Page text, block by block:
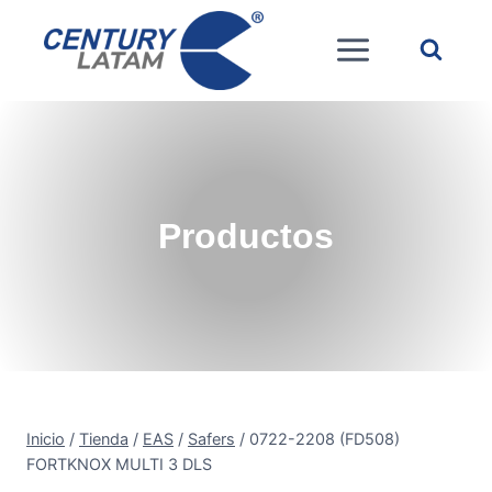
contenido
Productos
Inicio / Tienda / EAS / Safers / 0722-2208 (FD508)
FORTKNOX MULTI 3 DLS